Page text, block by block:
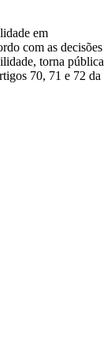
em
com as decisões
torna pública
70, 71 e 72 da